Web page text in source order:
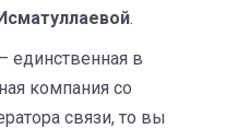
.
единственная в
компания со
связи, то вы